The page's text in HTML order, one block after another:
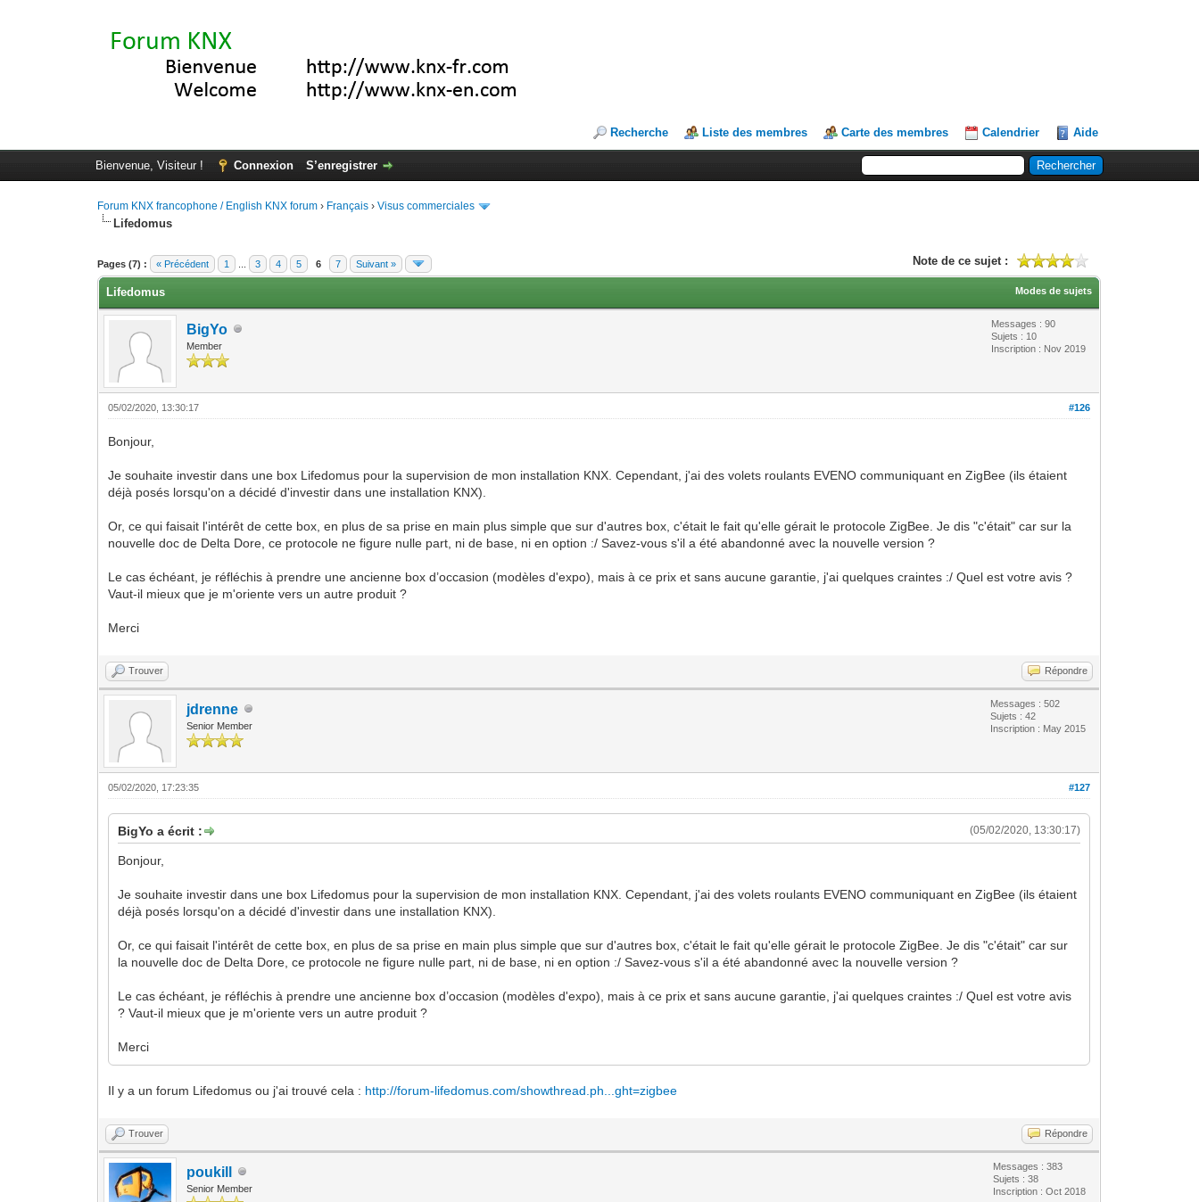
Recherche Liste des membres Carte des membres Calendrier Aide
Bienvenue, Visiteur ! Connexion S’enregistrer
Forum KNX francophone / English KNX forum › Français ›Visus commerciales
Lifedomus
Pages (7) : « Précédent 1 3 4 5 6 7 Suivant » Note de ce sujet :
Moyenne : 4 (5 vote(s))
1
2
3
4
5
Modes de sujets
Lifedomus
BigYo
Member
Messages : 90
Sujets : 10
Inscription : Nov 2019
#126
05/02/2020, 13:30:17
Bonjour,
Je souhaite investir dans une box Lifedomus pour la supervision de mon installation KNX. Cependant, j'ai des volets roulants EVENO communiquant en ZigBee (ils étaient
déjà posés lorsqu'on a décidé d'investir dans une installation KNX).
Or, ce qui faisait l'intérêt de cette box, en plus de sa prise en main plus simple que sur d'autres box, c'était le fait qu'elle gérait le protocole ZigBee. Je dis "c'était" car sur la
nouvelle doc de Delta Dore, ce protocole ne figure nulle part, ni de base, ni en option :/ Savez-vous s'il a été abandonné avec la nouvelle version ?
Le cas échéant, je réfléchis à prendre une ancienne box d’occasion (modèles d'expo), mais à ce prix et sans aucune garantie, j'ai quelques craintes :/ Quel est votre avis ?
Vaut-il mieux que je m'oriente vers un autre produit ?
Merci
Trouver Répondre
jdrenne
Senior Member
Messages : 502
Sujets : 42
Inscription : May 2015
#127
05/02/2020, 17:23:35
(05/02/2020, 13:30:17)
BigYo a écrit :
Bonjour,
Je souhaite investir dans une box Lifedomus pour la supervision de mon installation KNX. Cependant, j'ai des volets roulants EVENO communiquant en ZigBee (ils étaient
déjà posés lorsqu'on a décidé d'investir dans une installation KNX).
Or, ce qui faisait l'intérêt de cette box, en plus de sa prise en main plus simple que sur d'autres box, c'était le fait qu'elle gérait le protocole ZigBee. Je dis "c'était" car sur
la nouvelle doc de Delta Dore, ce protocole ne figure nulle part, ni de base, ni en option :/ Savez-vous s'il a été abandonné avec la nouvelle version ?
Le cas échéant, je réfléchis à prendre une ancienne box d’occasion (modèles d'expo), mais à ce prix et sans aucune garantie, j'ai quelques craintes :/ Quel est votre avis
? Vaut-il mieux que je m'oriente vers un autre produit ?
Merci
Il y a un forum Lifedomus ou j'ai trouvé cela : http://forum-lifedomus.com/showthread.ph...ght=zigbee
Trouver Répondre
poukill
Senior Member
Messages : 383
Sujets : 38
Inscription : Oct 2018